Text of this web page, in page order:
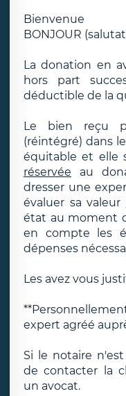
Bienvenue
BONJOUR
La donation en
hors part
déductible de la
Le bien reçu
(réintégré) dans
équitable et elle
réservée au
dresser une
évaluer sa valeur
état au moment
en compte les
dépenses
Les avez vous
expert agréé
Si le notaire
de contacter la
un avocat.